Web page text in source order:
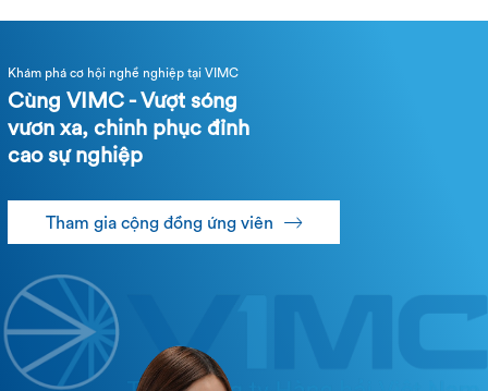
Khám phá cơ hội nghề nghiệp tại VIMC
Cùng VIMC - Vượt sóng
vươn xa, chinh phục đỉnh
cao sự nghiệp
Tham gia cộng đồng ứng viên